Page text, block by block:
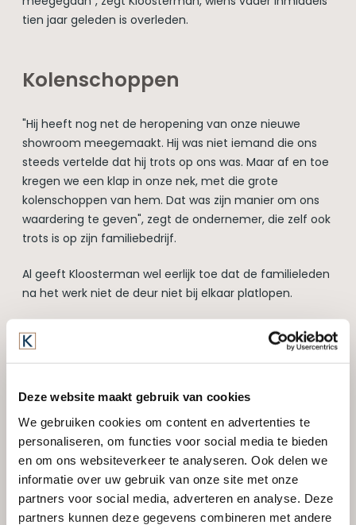
Deze website maakt gebruik van cookies
We gebruiken cookies om content en advertenties te
personaliseren, om functies voor social media te bieden
en om ons websiteverkeer te analyseren. Ook delen we
informatie over uw gebruik van onze site met onze
partners voor social media, adverteren en analyse. Deze
partners kunnen deze gegevens combineren met andere
tien jaar geleden is overleden.
Kolenschoppen
"Hij heeft nog net de heropening van onze nieuwe
showroom meegemaakt. Hij was niet iemand die ons
steeds vertelde dat hij trots op ons was. Maar af en toe
kregen we een klap in onze nek, met die grote
kolenschoppen van hem. Dat was zijn manier om ons
waardering te geven", zegt de ondernemer, die zelf ook
trots is op zijn familiebedrijf.
Al geeft Kloosterman wel eerlijk toe dat de familieleden
na het werk niet de deur niet bij elkaar platlopen.
"Natuurlijk komen we wel samen als er een bijzondere
gelegenheid is. Maar als je de hele dag met elkaar
samenwerkt, dan ga je 's avonds niet meer bij elkaar
bewust voor heeft gekozen om hun echtgenotes
buiten het bedrijf te houden.
Strubbelingen